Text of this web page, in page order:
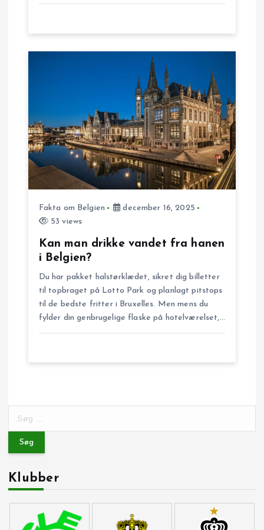
o
Fakta om Belgien
december 16, 2025
53 views
Kan man drikke vandet fra hanen
i Belgien?
Du har pakket halstørklædet, sikret dig billetter
til topbraget på Lotto Park og planlagt pitstops
til de bedste fritter i Bruxelles. Men mens du
fylder din genbrugelige flaske på hotelværelset,…
e
t
e
Klubber